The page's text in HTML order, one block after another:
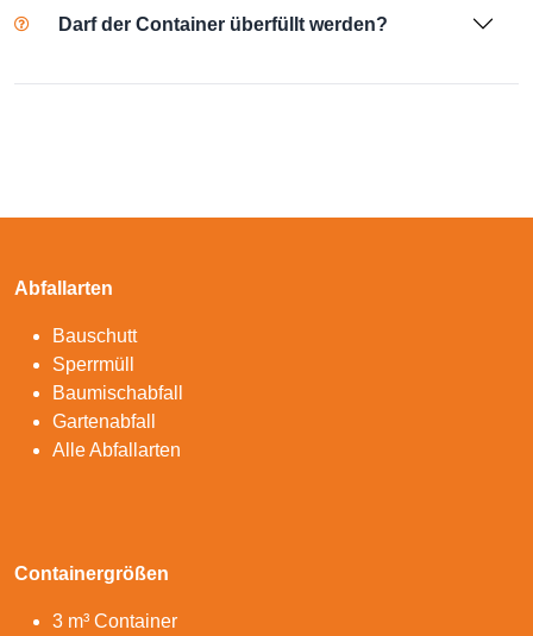
Darf der Container überfüllt werden?
Abfallarten
Bauschutt
Sperrmüll
Baumischabfall
Gartenabfall
Alle Abfallarten
Containergrößen
3 m³ Container